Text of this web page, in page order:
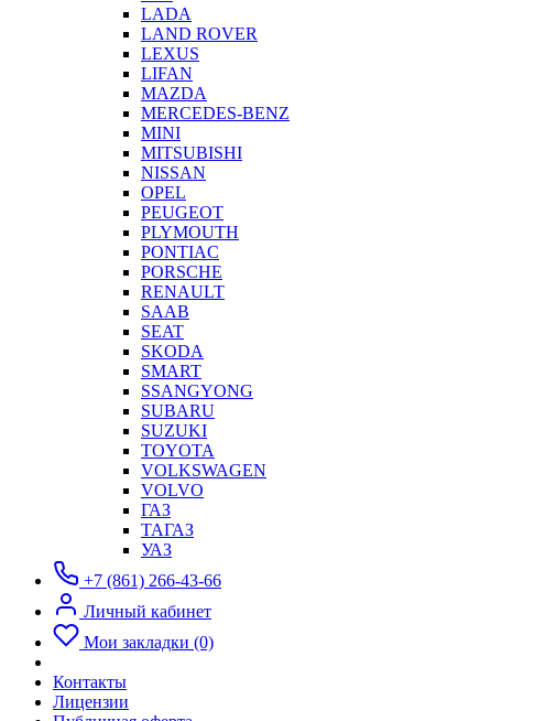
LADA
LAND ROVER
LEXUS
LIFAN
MAZDA
MERCEDES-BENZ
MINI
MITSUBISHI
NISSAN
OPEL
PEUGEOT
PLYMOUTH
PONTIAC
PORSCHE
RENAULT
SAAB
SEAT
SKODA
SMART
SSANGYONG
SUBARU
SUZUKI
TOYOTA
VOLKSWAGEN
VOLVO
ГАЗ
ТАГАЗ
УАЗ
+7 (861) 266-43-66
Личный кабинет
Мои закладки (0)
Контакты
Лицензии